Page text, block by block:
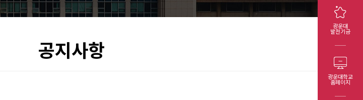
광운대
발전기금
광운대학교
홈페이지
공지사항